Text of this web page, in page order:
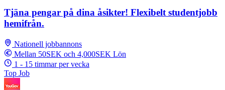
Tjäna pengar på dina åsikter! Flexibelt studentjobb
hemifrån.
Nationell jobbannons
Mellan 50SEK och 4,000SEK Lön
1 - 15 timmar per vecka
Top Job